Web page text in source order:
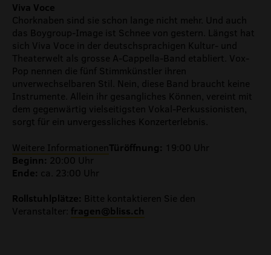
Viva Voce
Chorknaben sind sie schon lange nicht mehr. Und auch
das Boygroup-Image ist Schnee von gestern. Längst hat
sich Viva Voce in der deutschsprachigen Kultur- und
Theaterwelt als grosse A-Cappella-Band etabliert. Vox-
Pop nennen die fünf Stimmkünstler ihren
unverwechselbaren Stil. Nein, diese Band braucht keine
Instrumente. Allein ihr gesangliches Können, vereint mit
dem gegenwärtig vielseitigsten Vokal-Perkussionisten,
sorgt für ein unvergessliches Konzerterlebnis.
Weitere InformationenTüröffnung: 19:00 Uhr
Beginn: 20:00 Uhr
Ende: ca. 23:00 Uhr
Rollstuhlplätze: Bitte kontaktieren Sie den
Veranstalter: fragen@bliss.ch